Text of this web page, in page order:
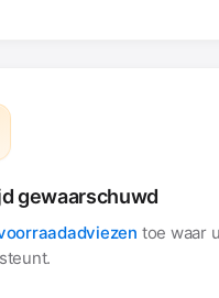
gewaarschuwd
toe waar